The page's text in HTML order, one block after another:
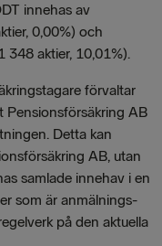
innehas av
0,00%) och
348 aktier, 10,01%).
förvaltar
Pensionsförsäkring AB
Detta kan
AB, utan
samlade innehav i en
som är anmälnings-
på den aktuella